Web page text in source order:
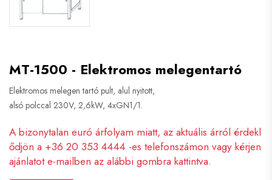
MT-1500 - Elektromos melegentartó
Elektromos melegen tartó pult, alul nyitott,
alsó polccal 230V, 2,6kW, 4xGN1/1.
A bizonytalan euró árfolyam miatt, az aktuális árról érdekl
ődjön a +36 20 353 4444 -es telefonszámon vagy kérjen
ajánlatot e-mailben az alábbi gombra kattintva.